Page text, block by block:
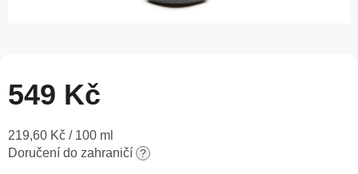
549 Kč
Měrná
cena:
219,60 Kč / 100 ml
Doručení do zahraničí ?